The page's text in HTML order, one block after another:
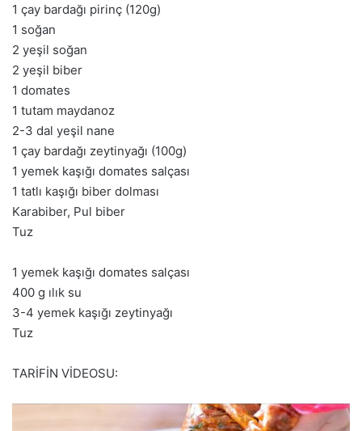
1 çay bardağı pirinç (120g)
1 soğan
2 yeşil soğan
2 yeşil biber
1 domates
1 tutam maydanoz
2-3 dal yeşil nane
1 çay bardağı zeytinyağı (100g)
1 yemek kaşığı domates salçası
1 tatlı kaşığı biber dolması
Karabiber, Pul biber
Tuz
1 yemek kaşığı domates salçası
400 g ılık su
3-4 yemek kaşığı zeytinyağı
Tuz
TARİFİN VİDEOSU: